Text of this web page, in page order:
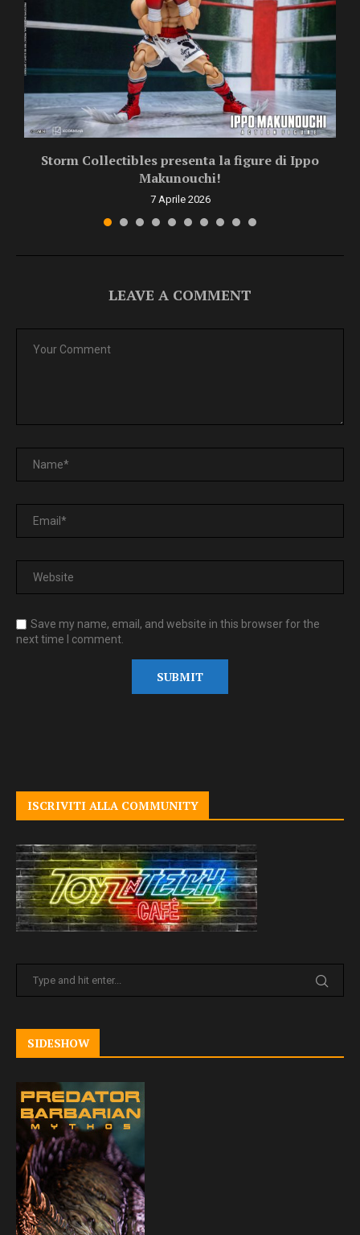
Storm Collectibles presenta la figure di Ippo
Makunouchi!
7 Aprile 2026
LEAVE A COMMENT
Save my name, email, and website in this browser for the
next time I comment.
ISCRIVITI ALLA COMMUNITY
SIDESHOW